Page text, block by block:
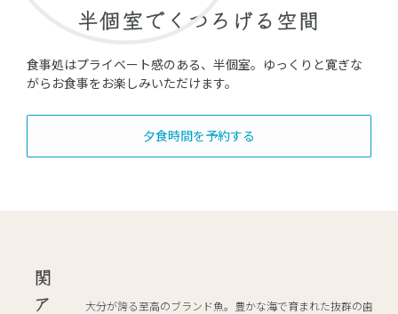
半個室でくつろげる空間
食事処はプライベート感のある、半個室。ゆっくりと寛ぎな
がらお食事をお楽しみいただけます。
夕食時間を予約する
大分が誇る至高のブランド魚。豊かな海で育まれた抜群の歯